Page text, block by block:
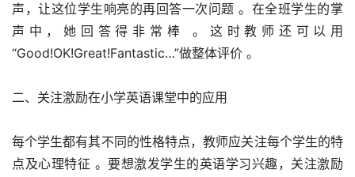
声，让这位学生响亮的再回答一次问题 。在全班学生的掌
声中，她回答得非常棒 。这时教师还可以用
“Good!OK!Great!Fantastic…”做整体评价 。
二、关注激励在小学英语课堂中的应用
每个学生都有其不同的性格特点，教师应关注每个学生的特
点及心理特征 。要想激发学生的英语学习兴趣，关注激励